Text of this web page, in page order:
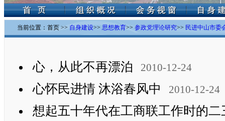
当前位置： 首页 >> 自身建设>> 思想教育>> 参政党理论研究>> 民进中山市委
心，从此不再漂泊 2010-12-24
心怀民进情 沐浴春风中 2010-12-24
想起五十年代在工商联工作时的二